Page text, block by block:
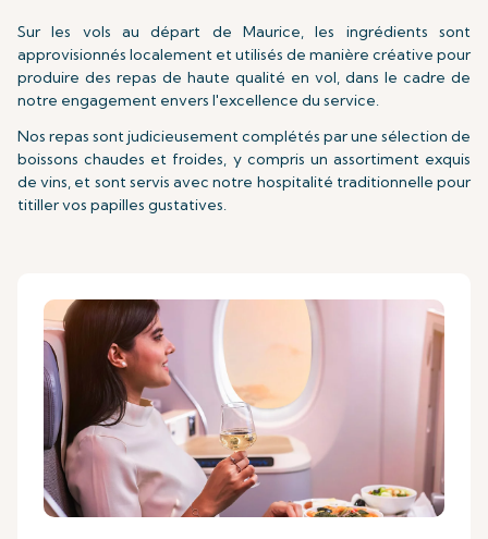
Sur les vols au départ de Maurice, les ingrédients sont
approvisionnés localement et utilisés de manière créative pour
produire des repas de haute qualité en vol, dans le cadre de
notre engagement envers l'excellence du service.
Nos repas sont judicieusement complétés par une sélection de
boissons chaudes et froides, y compris un assortiment exquis
de vins, et sont servis avec notre hospitalité traditionnelle pour
titiller vos papilles gustatives.